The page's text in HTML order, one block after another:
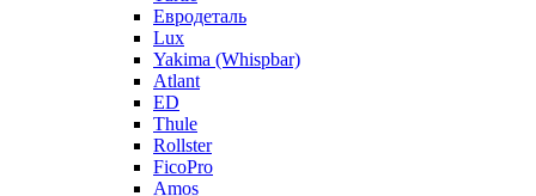
Евродеталь
Lux
Yakima (Whispbar)
Atlant
ED
Thule
Rollster
FicoPro
Amos